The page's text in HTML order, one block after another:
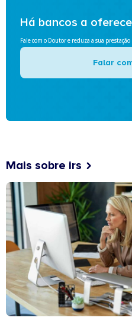
Há bancos a
Fale com o Doutor e reduza a sua prestação
Falar
Mais sobre irs